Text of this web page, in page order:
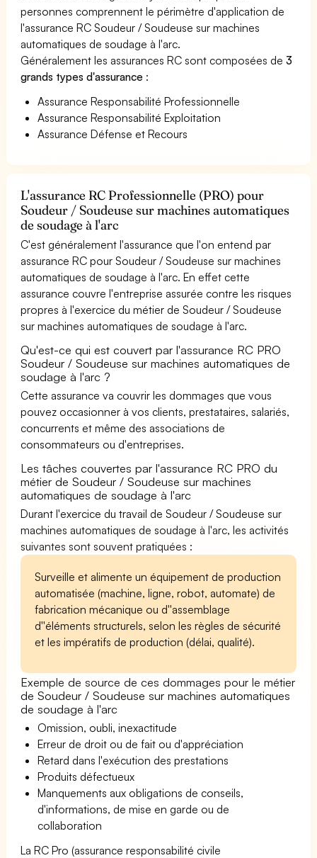
personnes comprennent le périmètre d'application de
l'assurance RC Soudeur / Soudeuse sur machines
automatiques de soudage à l'arc.
Généralement les assurances RC sont composées de3
grands types d'assurance :
Assurance Responsabilité Professionnelle
Assurance Responsabilité Exploitation
Assurance Défense et Recours
L'assurance RC Professionnelle (PRO) pour
Soudeur / Soudeuse sur machines automatiques
de soudage à l'arc
C'est généralement l'assurance que l'on entend par
assurance RC pour Soudeur / Soudeuse sur machines
automatiques de soudage à l'arc. En effet cette
assurance couvre l'entreprise assurée contre les risques
propres à l'exercice du métier de Soudeur / Soudeuse
sur machines automatiques de soudage à l'arc.
Qu'est-ce qui est couvert par l'assurance RC PRO
Soudeur / Soudeuse sur machines automatiques de
soudage à l'arc ?
Cette assurance va couvrir les dommages que vous
pouvez occasionner à vos clients, prestataires, salariés,
concurrents et même des associations de
consommateurs ou d'entreprises.
Les tâches couvertes par l'assurance RC PRO du
métier de Soudeur / Soudeuse sur machines
automatiques de soudage à l'arc
Durant l'exercice du travail de Soudeur / Soudeuse sur
machines automatiques de soudage à l'arc, les activités
suivantes sont souvent pratiquées :
Surveille et alimente un équipement de production
automatisée (machine, ligne, robot, automate) de
fabrication mécanique ou d''assemblage
d''éléments structurels, selon les règles de sécurité
et les impératifs de production (délai, qualité).
Exemple de source de ces dommages pour le métier
de Soudeur / Soudeuse sur machines automatiques
de soudage à l'arc
Omission, oubli, inexactitude
Erreur de droit ou de fait ou d'appréciation
Retard dans l'exécution des prestations
Produits défectueux
Manquements aux obligations de conseils,
d'informations, de mise en garde ou de
collaboration
La RC Pro (assurance responsabilité civile